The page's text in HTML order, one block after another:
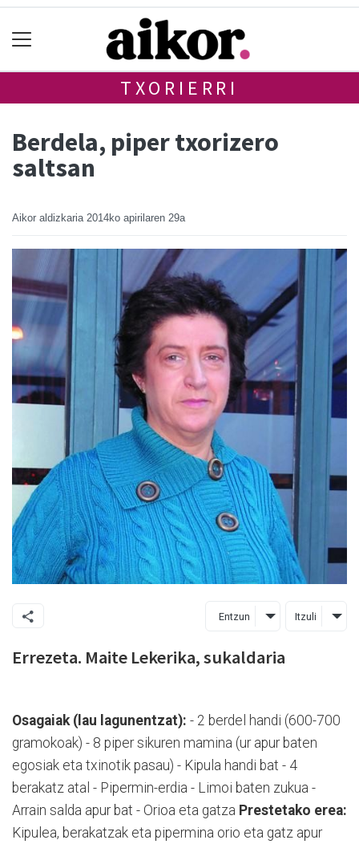
TXORIERRI
Berdela, piper txorizero
saltsan
Aikor aldizkaria 2014ko apirilaren 29a
Entzun Itzuli
Errezeta. Maite Lekerika, sukaldaria
Osagaiak (lau lagunentzat): - 2 berdel handi (600-700
gramokoak) - 8 piper sikuren mamina (ur apur baten
egosiak eta txinotik pasau) - Kipula handi bat - 4
berakatz atal - Pipermin-erdia - Limoi baten zukua -
Arrain salda apur bat - Orioa eta gatza Prestetako erea:
Kipulea, berakatzak eta pipermina orio eta gatz apur